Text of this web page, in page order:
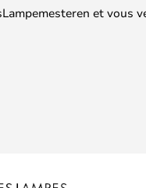
et vous